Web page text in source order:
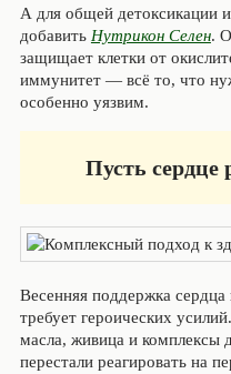
А для общей детоксикации
добавить Нутрикон Селен.
защищает клетки от
иммунитет — всё то, что
особенно уязвим.
Пусть сердце
Весенняя поддержка
требует героических
масла, живица и комплексы
перестали реагировать на